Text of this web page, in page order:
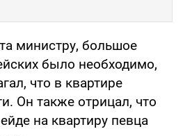
министру, большое
было необходимо,
что в квартире
Он также отрицал, что
на квартиру певца